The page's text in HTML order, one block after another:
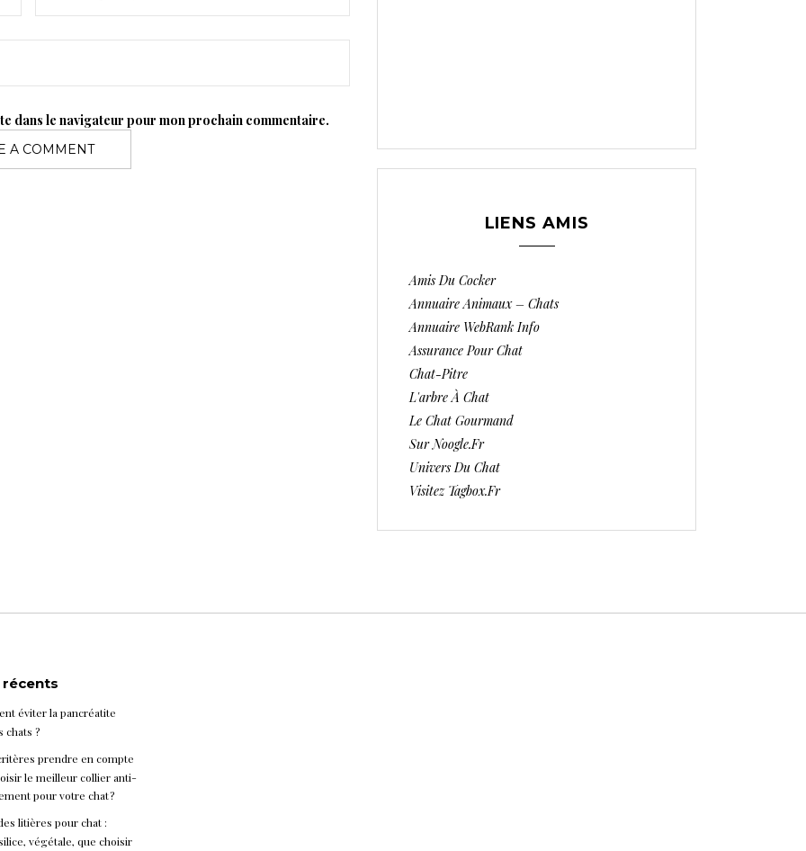
dans le navigateur pour mon prochain commentaire.
LIENS AMIS
Amis Du Cocker
Annuaire Animaux – Chats
Annuaire WebRank Info
Assurance Pour Chat
Chat-Pitre
L'arbre À Chat
Le Chat Gourmand
Sur Noogle.fr
Univers Du Chat
Visitez Tagbox.fr
éviter la pancréatite
chats ?
prendre en compte
le meilleur collier anti-
pour votre chat ?
litières pour chat :
végétale, que choisir